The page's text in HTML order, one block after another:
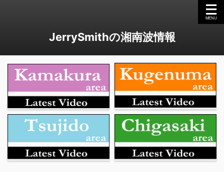
JerrySmithの湘南波情報